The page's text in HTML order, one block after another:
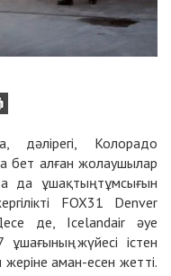
дәлірегі, Колорадо
бет алған жолаушылар
да ұшақтың тұмсығын
FOX31 Denver
де, Icelandair әуе
жүйесі істен
аман-есен жетті.